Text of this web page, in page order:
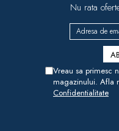
Nu rata
Vreau sa primesc
magazinului. Afla
Confidentialitate